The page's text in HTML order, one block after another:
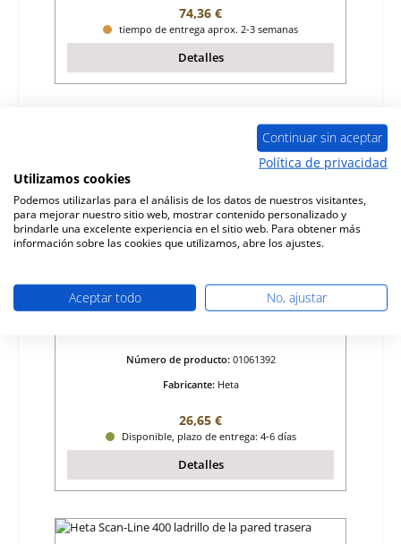
Precio normal:
74,36 €
tiempo de entrega aprox. 2-3 semanas
Detalles
Heta Scan-Line 400 junta de vidrio
Número de producto: 01061392
Fabricante: Heta
Precio normal:
26,65 €
Disponible, plazo de entrega: 4-6 días
Detalles
Continuar sin aceptar
Política de privacidad
Utilizamos cookies
Podemos utilizarlas para el análisis de los datos de nuestros visitantes,
para mejorar nuestro sitio web, mostrar contenido personalizado y
brindarle una excelente experiencia en el sitio web. Para obtener más
información sobre las cookies que utilizamos, abre los ajustes.
Aceptar todo No, ajustar